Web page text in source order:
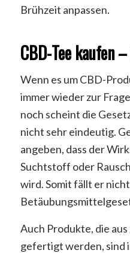
Brühzeit anpassen.
CBD-Tee kaufen
Wenn es um CBD-
immer wieder zur
noch scheint die
nicht sehr eindeutig.
angeben, dass der
Suchtstoff oder
wird. Somit fällt er
Auch Produkte, die
gefertigt werden, sind